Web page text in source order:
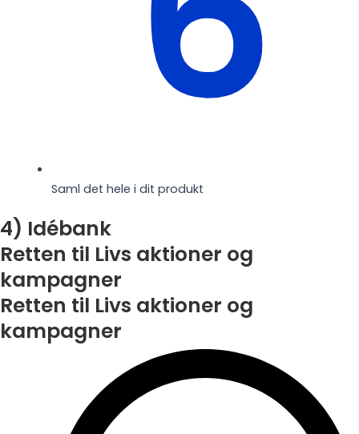
Saml det hele i dit produkt
4) Idébank
Retten til Livs aktioner og
kampagner
Retten til Livs aktioner og
kampagner